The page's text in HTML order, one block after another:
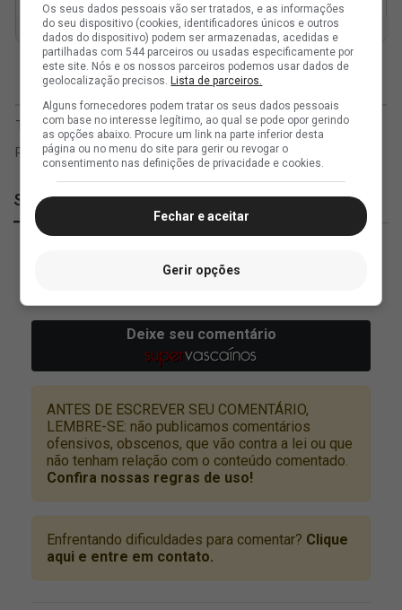
SuperVasco
Os seus dados pessoais vão ser tratados, e as informações
do seu dispositivo (cookies, identificadores únicos e outros
dados do dispositivo) podem ser armazenadas, acedidas e
partilhadas com 544 parceiros ou usadas especificamente por
este site. Nós e os nossos parceiros podemos usar dados de
geolocalização precisos.Lista de parceiros.
Alguns fornecedores podem tratar os seus dados pessoais
com base no interesse legítimo, ao qual se pode opor gerindo
as opções abaixo. Procure um link na parte inferior desta
página ou no menu do site para gerir ou revogar o
consentimento nas definições de privacidade e cookies.
Fechar e aceitar
Gerir opções